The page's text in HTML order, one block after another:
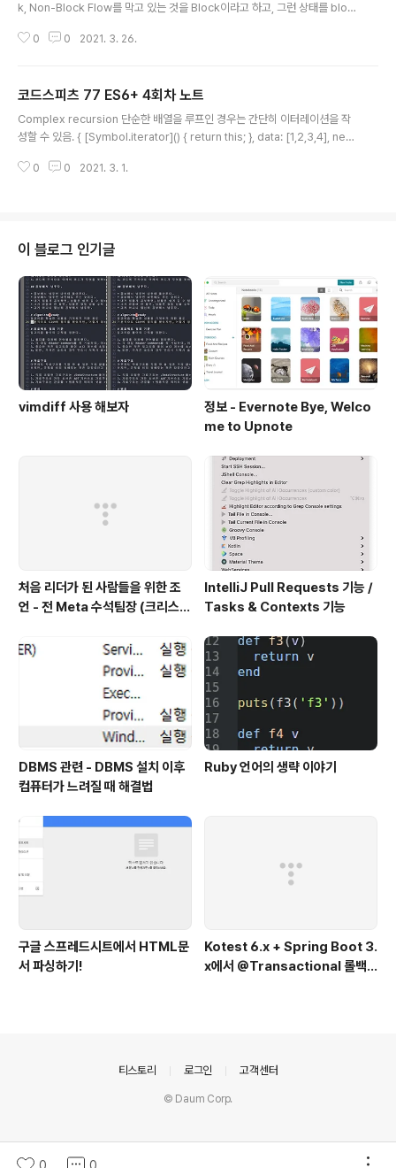
k, Non-Block Flow를 막고 있는 것을 Block이라고 하고, 그런 상태를 bloc
locking/Non-Blocking으로도 볼 수 있다. Flow is blocking for(const i
시킴. Blocking function 점유하는 시간만큼 블록을 일으키는 함수 const f ..
0 0 2021. 3. 26.
코드스피츠 77 ES6+ 4회차 노트
Complex recursion 단순한 배열을 루프인 경우는 간단히 이터레이션을 작
성할 수 있음. { [Symbol.iterator]() { return this; }, data: [1,2,3,4], next
문제는 다층형 그래프는 어떻게 이터레이션을 할 것인가? { [Symbol.iterato
0 0 2021. 3. 1.
이 블로그 인기글
vimdiff 사용 해보자
정보 - Evernote Bye, Welco
me to Upnote
처음 리더가 된 사람들을 위한 조
언 - 전 Meta 수석팀장 (크리스
IntelliJ Pull Requests 기능 /
Tasks & Contexts 기능
DBMS 관련 - DBMS 설치 이후
컴퓨터가 느려질 때 해결법
Ruby 언어의 생략 이야기
구글 스프레드시트에서 HTML문
서 파싱하기!
Kotest 6.x + Spring Boot 3.
x에서 @Transactional 롤백
티스토리 로그인 고객센터
© Daum Corp.